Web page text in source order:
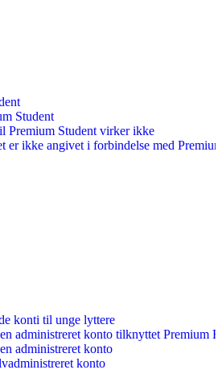
Student
Premium Student virker ikke
er ikke angivet i forbindelse med
konti til unge lyttere
administreret konto tilknyttet Premium
administreret konto
konto